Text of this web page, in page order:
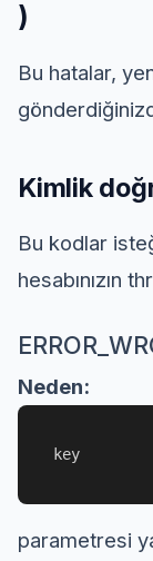
)
Bu hatalar,
Kimlik
Bu kodlar
hesabınızın
Neden:
key
parametresi